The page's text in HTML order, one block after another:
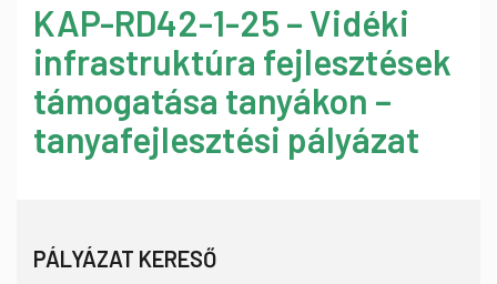
KAP-RD42-1-25 – Vidéki
infrastruktúra fejlesztések
támogatása tanyákon –
tanyafejlesztési pályázat
PÁLYÁZAT KERESŐ